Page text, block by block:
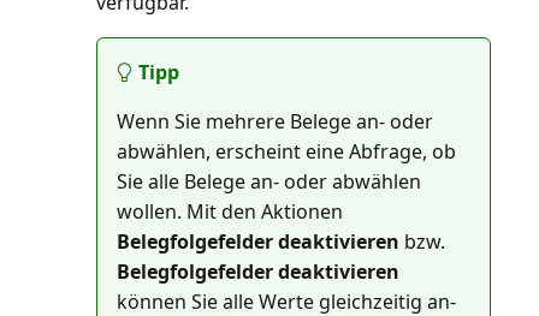
Tipp
Wenn Sie mehrere Belege an- oder
abwählen, erscheint eine Abfrage, ob
Sie alle Belege an- oder abwählen
wollen. Mit den Aktionen
Belegfolgefelder deaktivieren bzw.
Belegfolgefelder deaktivieren
können Sie alle Werte gleichzeitig an-